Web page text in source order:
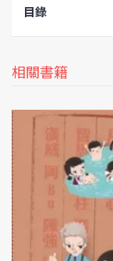
目錄
相關書籍